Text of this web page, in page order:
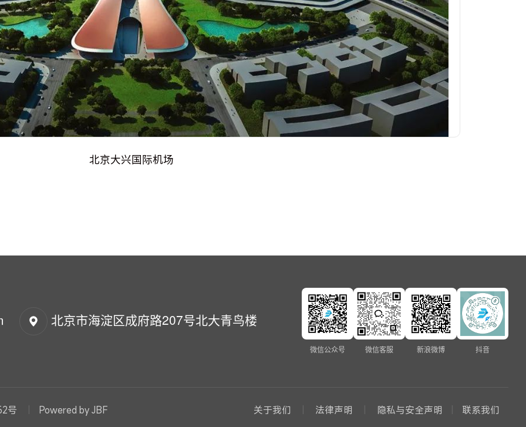
北京大兴国际机场
北京市海淀区成府路207号北大青鸟楼
微信公众号 微信客服 新浪微博 抖音
关于我们 法律声明 隐私与安全声明 联系我们
号 Powered by JBF